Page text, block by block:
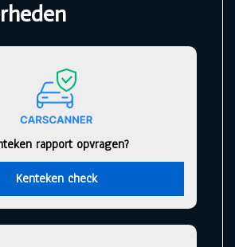
rapport opvragen?
Kenteken check